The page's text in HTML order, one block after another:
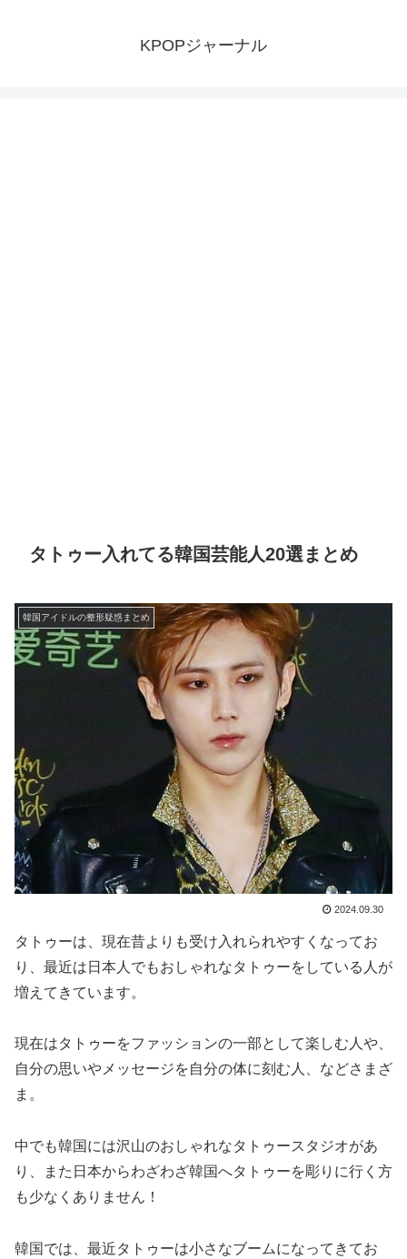
KPOPジャーナル
タトゥー入れてる韓国芸能人20選まとめ
韓国アイドルの整形疑惑まとめ
2024.09.30
タトゥーは、現在昔よりも受け入れられやすくなってお
り、最近は日本人でもおしゃれなタトゥーをしている人が
増えてきています。
現在はタトゥーをファッションの一部として楽しむ人や、
自分の思いやメッセージを自分の体に刻む人、などさまざ
ま。
中でも韓国には沢山のおしゃれなタトゥースタジオがあ
り、また日本からわざわざ韓国へタトゥーを彫りに行く方
も少なくありません！
韓国では、最近タトゥーは小さなブームになってきてお